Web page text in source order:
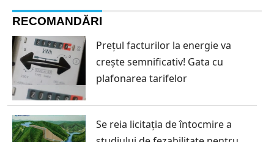
RECOMANDĂRI
Prețul facturilor la energie va
crește semnificativ! Gata cu
plafonarea tarifelor
Se reia licitația de întocmire a